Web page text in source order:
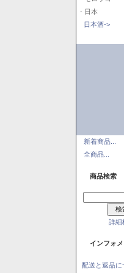
- 日本
日本酒->
新着商品...
全商品...
商品検索
詳細
インフォメ
配送と返品に